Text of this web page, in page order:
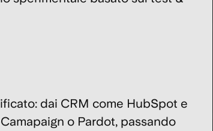
dai CRM come HubSpot e
o Pardot, passando